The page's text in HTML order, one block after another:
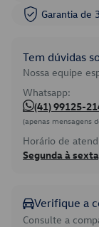
Garantia de
Tem dúvidas
Nossa equipe
Whatsapp:
(41) 99125-
(apenas mensagens
Horário de
Segunda à
Verifique a
Consulte a